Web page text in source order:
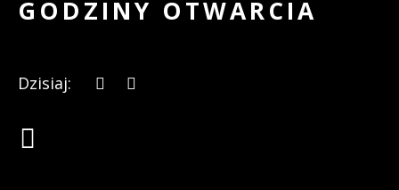
GODZINY OTWARCIA
Dzisiaj: